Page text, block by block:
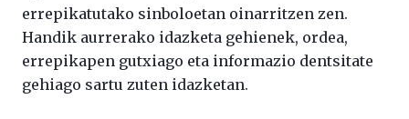
errepikatutako sinboloetan oinarritzen zen.
Handik aurrerako idazketa gehienek, ordea,
errepikapen gutxiago eta informazio dentsitate
gehiago sartu zuten idazketan.